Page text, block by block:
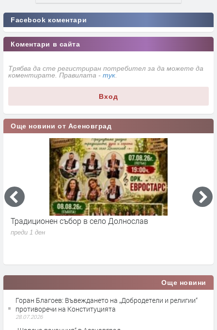
Facebook коментари
Коментари в сайта
Трябва да сте регистриран потребител за да можете да
коментирате. Правилата - тук
Вход
Още новини от Асеновград
Традиционен събор в село Долнослав
преди 1 ден
Още новини
Горан Благоев: Въвеждането на „Добродетели и религии“
противоречи на Конституцията
28.07.2026